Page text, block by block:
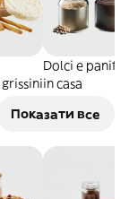
Dolci e
in casa
Показати все